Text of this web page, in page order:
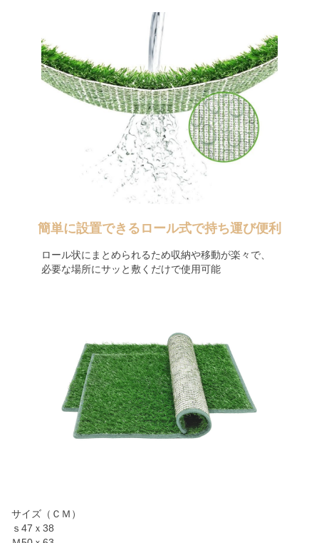
簡単に設置できるロール式で持ち運び便利
ロール状にまとめられるため収納や移動が楽々で、
必要な場所にサッと敷くだけで使用可能
サイズ（ＣＭ）
ｓ47ｘ38